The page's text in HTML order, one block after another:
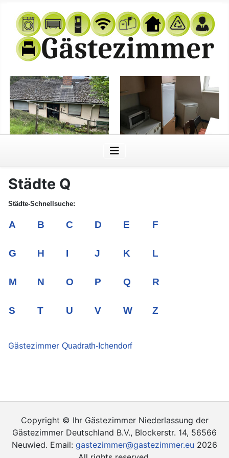
Städte Q
Städte-Schnellsuche:
A B C D E F
G H I J K L
M N O P Q R
S T U V W Z
Gästezimmer Quadrath-Ichendorf
Copyright © Ihr Gästezimmer Niederlassung der
Gästezimmer Deutschland B.V., Blockerstr. 14, 56566
Neuwied. Email: gastezimmer@gastezimmer.eu 2026